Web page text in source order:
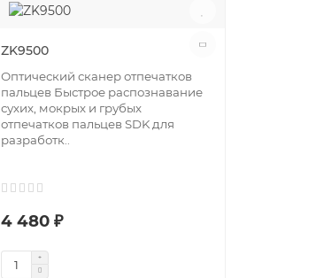
ZK9500
Оптический сканер отпечатков
пальцев Быстрое распознавание
сухих, мокрых и грубых
отпечатков пальцев SDK для
разработк..
4 480 ₽